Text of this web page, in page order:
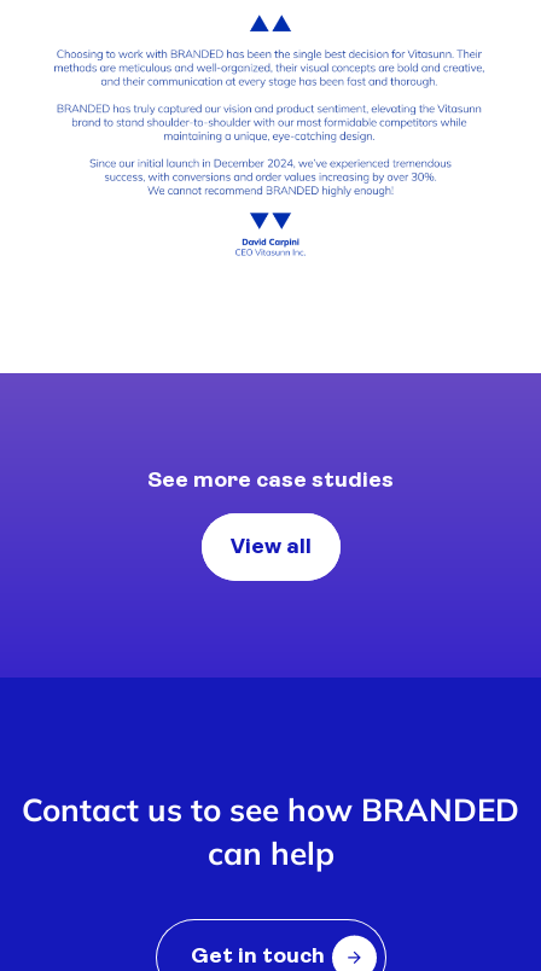
See more case studies
View all
Contact us to see how BRANDED
can help
Get in touch